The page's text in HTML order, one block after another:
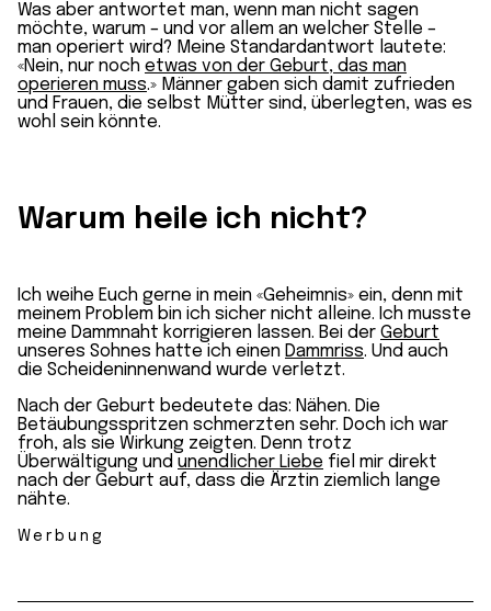
Was aber antwortet man, wenn man nicht sagen
möchte, warum – und vor allem an welcher Stelle –
man operiert wird? Meine Standardantwort lautete:
«Nein, nur noch etwas von der Geburt, das man
operieren muss.» Männer gaben sich damit zufrieden
und Frauen, die selbst Mütter sind, überlegten, was es
wohl sein könnte.
Warum heile ich nicht?
Ich weihe Euch gerne in mein «Geheimnis» ein, denn mit
meinem Problem bin ich sicher nicht alleine. Ich musste
meine Dammnaht korrigieren lassen. Bei der Geburt
unseres Sohnes hatte ich einen Dammriss. Und auch
die Scheideninnenwand wurde verletzt.
Nach der Geburt bedeutete das: Nähen. Die
Betäubungsspritzen schmerzten sehr. Doch ich war
froh, als sie Wirkung zeigten. Denn trotz
Überwältigung und unendlicher Liebe fiel mir direkt
nach der Geburt auf, dass die Ärztin ziemlich lange
nähte.
Werbung